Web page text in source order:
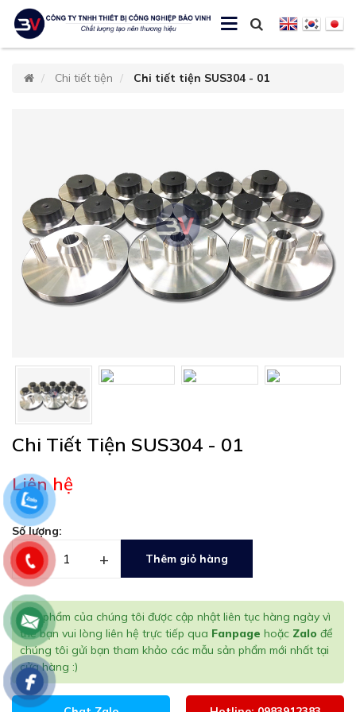
Chi tiết tiện Chi tiết tiện SUS304 - 01
Chi Tiết Tiện SUS304 - 01
Liên hệ
Số lượng:
– + Thêm giỏ hàng
Sản phẩm của chúng tôi được cập nhật liên tục hàng ngày vì
thế bạn vui lòng liên hệ trực tiếp qua Fanpage hoặc Zalo để
chúng tôi gửi bạn tham khảo các mẫu sản phẩm mới nhất tại
cửa hàng :)